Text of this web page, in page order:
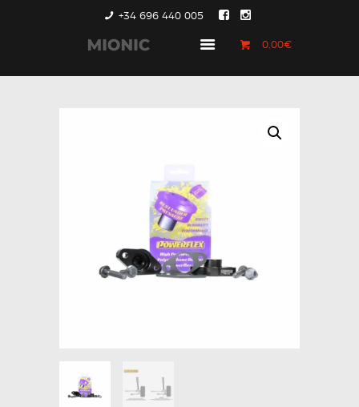
+34 696 440 005
0,00€
GENERACIÓN 1
CONTACTO